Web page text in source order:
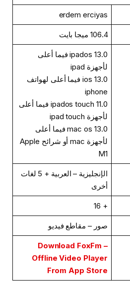
erdem erciyas
106.4 ميجا بايت
ipados 13.0 فيما أعلى
لأجهزة ipad
ios 13.0 فيما أعلى لهواتف
iphone
ipados touch 11.0 فيما أعلى
لأجهزة ipad touch
mac os 13.0 فيما أعلى
لأجهزة mac أو شرائح Apple
M1
الإنجليزية – العربية + 5 لغات
أخرى
+ 16
صور – مقاطع فيديو
Download FoxFm –
Offline Video Player
From App Store